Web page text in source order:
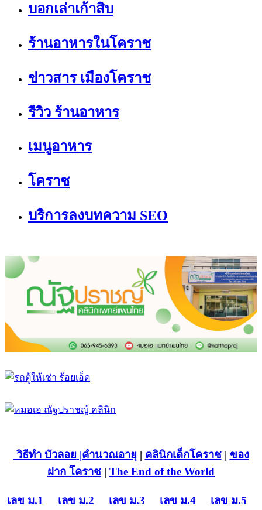
บอกเล่าเก้าสิบ
ร้านอาหารในโคราช
ข่าวสาร เมืองโคราช
รีวิว ร้านอาหาร
เมนูอาหาร
โคราช
บริการลงบทความ SEO
วิธีทำ บัวลอย |คำนวณอายุ | คลินิกเด็กโคราช| ของ
ฝาก โคราช | The End of the World
เลข ม.1 เลข ม.2 เลข ม.3 เลข ม.4
เลข ม.5